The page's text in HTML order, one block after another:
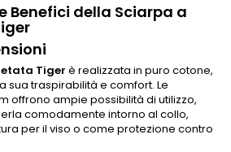
Benefici della Sciarpa a
Tiger è realizzata in puro cotone,
sua traspirabilità e comfort. Le
offrono ampie possibilità di utilizzo,
comodamente intorno al collo,
per il viso o come protezione contro